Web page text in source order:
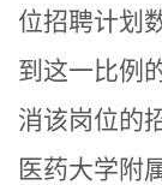
位招聘计划
到这一比例
消该岗位的
医药大学附